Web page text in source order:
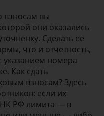
взносам вы
они оказались
Сделать ее
что и отчетность,
указанием номера
Как сдать
взносам? Здесь
если их
РФ лимита — в